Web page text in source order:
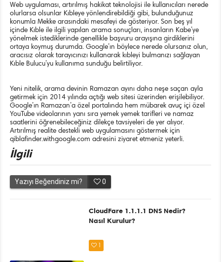
Web uygulaması, artırılmış hakikat teknolojisi ile kullanıcıları nerede
olurlarsa olsunlar Kıbleye yönlendirebildiği gibi, bulunduğunuz
konumlaMekke arasındaki mesafeyi de gösteriyor. Son beş yıl
içinde Kıble ile ilgili yapılan arama sonuçları, insanların Kabe’ye
yönelmek istediklerinde genellikle başvuru arayışına girdiklerini
ortaya koymuş durumda. Google’ın böylece nerede olursanız olun,
aracısız olaraktarayıcınızı kullanarak kıbleyi bulmanızı sağlayan
Kıble Bulucu’yu kullanıma sunduğu belirtiliyor.
Yeni nitelik, arama devinin Ramazan ayını daha neşe saçan ayla
getirmek için 2014 yılında açtığı web sitesi üzerinden erişilebiliyor.
Google’ın Ramazan’a özel portalında hem mübarek avuç içi özel
YouTube videolarının yanı sıra yemek yemek tarifleri ve namaz
saatlerini öğrenebileceğinizdilekçe tavsiyeleri de yer alıyor.
Artırılmış realite destekli web uygulamasını göstermek için
qiblafinder.withgoogle.com adresini ziyaret etmeniz yeterli.
İlgili
Yazıyı Beğendiniz mi? 0
CloudFare 1.1.1.1 DNS Nedir?
Nasıl Kurulur?